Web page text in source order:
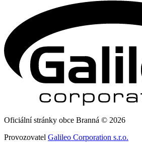
Oficiální stránky obce Branná © 2026
Provozovatel Galileo Corporation s.r.o.